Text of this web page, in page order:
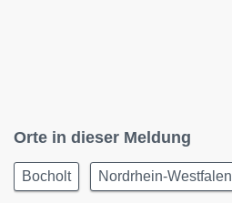
Orte in dieser Meldung
Bocholt Nordrhein-Westfalen